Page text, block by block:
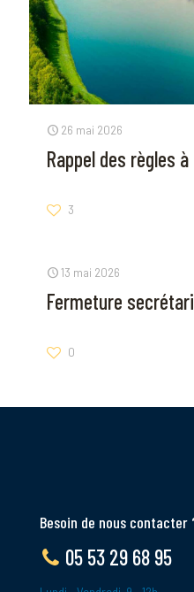
26 mai 2026
Rappel des règles
3
13 mai 2026
Fermeture
0
Besoin de nous contacter
05 53 29 68 95